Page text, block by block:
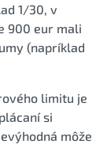
1/30, v
900 eur mali
(napríklad
limitu je
si
môže